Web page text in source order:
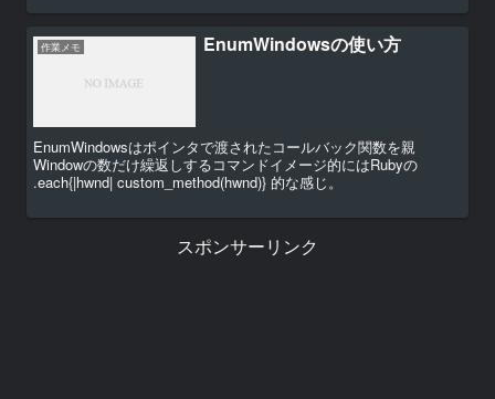
作業メモ EnumWindowsの使い方
EnumWindowsはポインタで渡されたコールバック関数を親
Windowの数だけ繰返しするコマンドイメージ的にはRubyの
.each{|hwnd| custom_method(hwnd)} 的な感じ。
スポンサーリンク